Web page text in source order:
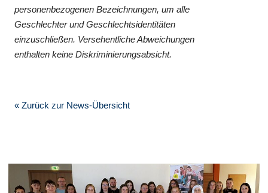
personenbezogenen Bezeichnungen, um alle
Geschlechter und Geschlechtsidentitäten
einzuschließen. Versehentliche Abweichungen
enthalten keine Diskriminierungsabsicht.
« Zurück zur News-Übersicht